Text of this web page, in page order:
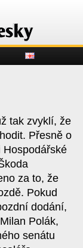
tak zvyklí, že
Přesně o
Hospodářské
za to, že
Pokud
dodání,
Polák,
senátu